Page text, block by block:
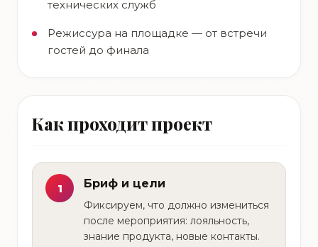
технических служб
Режиссура на площадке — от встречи
гостей до финала
Как проходит проект
1 Бриф и цели
Фиксируем, что должно измениться
после мероприятия: лояльность,
знание продукта, новые контакты.